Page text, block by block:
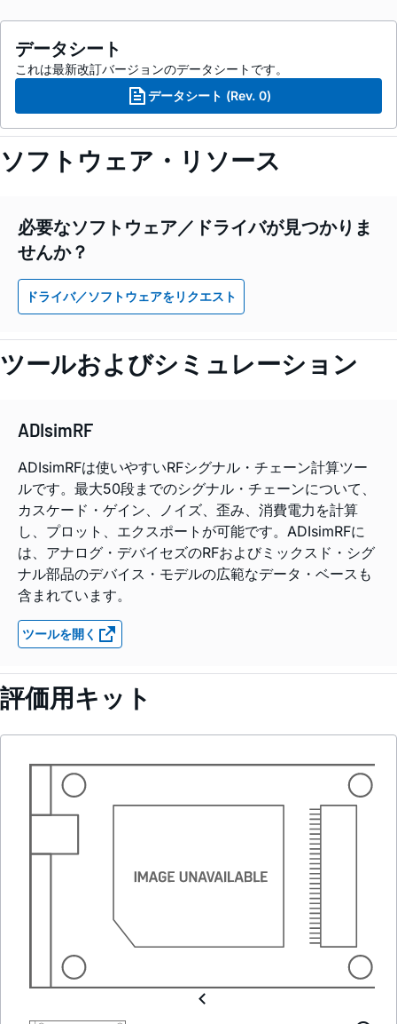
データシート
これは最新改訂バージョンのデータシートです。
データシート (Rev. 0)
ソフトウェア・リソース
必要なソフトウェア／ドライバが見つかりま
せんか？
ドライバ／ソフトウェアをリクエスト
ツールおよびシミュレーション
ADIsimRF
ADIsimRFは使いやすいRFシグナル・チェーン計算ツー
ルです。最大50段までのシグナル・チェーンについて、
カスケード・ゲイン、ノイズ、歪み、消費電力を計算
し、プロット、エクスポートが可能です。ADIsimRFに
は、アナログ・デバイセズのRFおよびミックスド・シグ
ナル部品のデバイス・モデルの広範なデータ・ベースも
含まれています。
ツールを開く
評価用キット